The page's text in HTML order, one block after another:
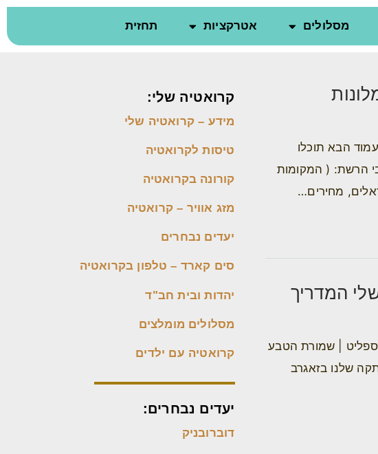
מסלולים אטרקציות תחזית
הבא תוכלו
הרשת: ( המקומות
מחירים…
המדריך
זאגרב | ספליט | שמורת הטבע
שלנו בזאגרב
קרואטיה שלי:
מידע – קרואטיה שלי
טיסות לקרואטיה
קורונה בקרואטיה
מזג אוויר – קרואטיה
יעדים נבחרים
סים קארד – טלפון בקרואטיה
יהדות ובית חב"ד
מסלולים מומלצים
קרואטיה עם ילדים
יעדים נבחרים:
דוברובניק